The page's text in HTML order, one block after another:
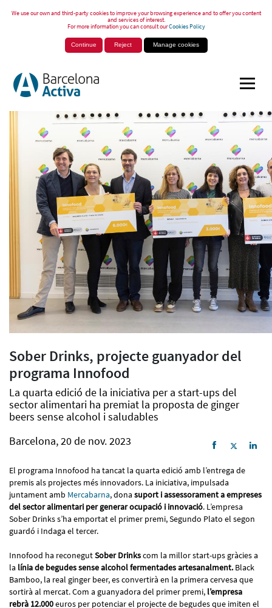
We use our own and third-party cookies to improve your browsing experience and to offer you content
and services of interest.
For more information you can consult ourCookies Policy
Continue Reject Manage cookies
Sober Drinks, projecte guanyador del
programa Innofood
La quarta edició de la iniciativa per a start-ups del
sector alimentari ha premiat la proposta de ginger
beers sense alcohol i saludables
Barcelona, 20 de nov. 2023
El programa Innofood ha tancat la quarta edició amb l’entrega de
premis als projectes més innovadors. La iniciativa, impulsada
juntament amb Mercabarna, dona suport i assessorament a empreses
del sector alimentari per generar ocupació i innovació. L’empresa
Sober Drinks s’ha emportat el primer premi, Segundo Plato el segon
guardó i Indaga el tercer.
Innofood ha reconegutSober Drinkscom la millor start-ups gràcies a
la línia de begudes sense alcohol fermentades artesanalment. Black
Bamboo, la real ginger beer, es convertirà en la primera cervesa que
sortirà al mercat. Com a guanyadora del primer premi, l’empresa
rebrà 12.000euros per potenciar el projecte de begudes que imiten el